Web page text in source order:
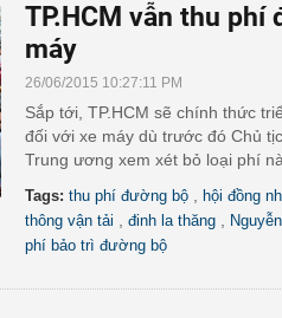
TP.HCM vẫn thu
máy
26/06/2015 10:27:11 PM
Sắp tới, TP.HCM sẽ chính thức
đối với xe máy dù trước đó Chủ
Trung ương xem xét bỏ loại phí
Tags: thu phí đường bộ hội đồng
thông vận tải
đinh la thăng
phí bảo trì đường bộ